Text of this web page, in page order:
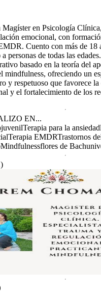
Magíster en Psicología
emocional, con
Cuento con más de 18
personas de todas las
basado en la teoría del
mindfulness, ofreciendo un
y respetuoso que favorece
y el fortalecimiento de los
EN...
Terapia para la ansiedad
Terapia EMDRTrastornos
Mindfulnessflores de Bach
)